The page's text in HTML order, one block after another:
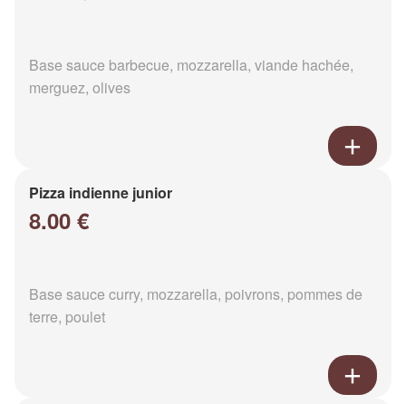
Base sauce barbecue, mozzarella, viande hachée,
merguez, olives
Pizza indienne junior
8.00 €
Base sauce curry, mozzarella, poivrons, pommes de
terre, poulet